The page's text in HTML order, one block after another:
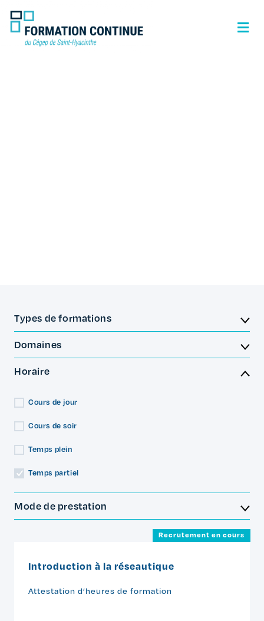
Types de formations
Domaines
Horaire
Cours de jour
Cours de soir
Temps plein
Temps partiel
Mode de prestation
Recrutement en cours
Introduction à la réseautique
Attestation d’heures de formation